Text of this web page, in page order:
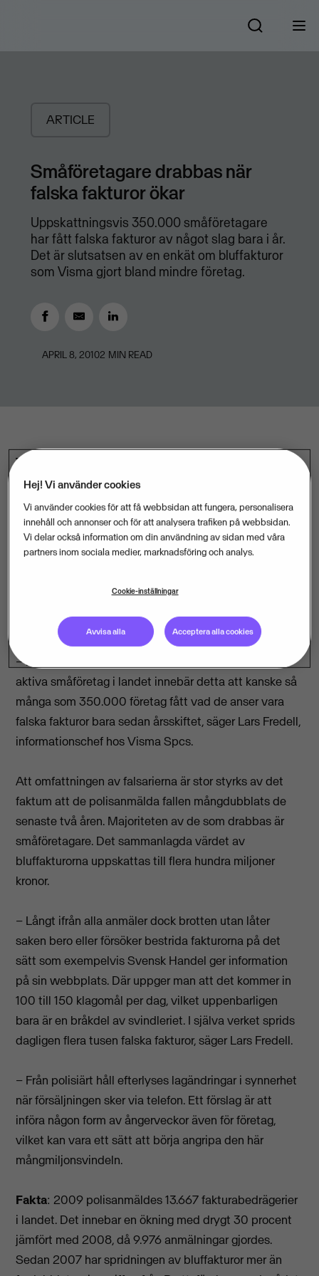
ARTICLE
Småföretagare drabbas när
falska fakturor ökar
Uppskattningsvis 350.000 småföretagare
har fått falska fakturor av något slag bara i år.
Det är slutsatsen av en enkät om bluffakturor
som Visma gjort bland mindre företag.
APRIL 8, 20102 MIN READ
Tiotusentals småföretagare har fått bluffakturor till
sina företag i år. Det visar en dagsfärsk undersökning
som programföretaget Visma Spcs gjort bland
mindre företag.
Sju av tio svarade ja på frågan ”Har ditt företag fått
nyhetstjänsten Visma Infoline.
– Med tanke på att det finns ungefär en halv miljon
aktiva småföretag i landet innebär detta att kanske så
många som 350.000 företag fått vad de anser vara
falska fakturor bara sedan årsskiftet, säger Lars Fredell,
informationschef hos Visma Spcs.
Att omfattningen av falsarierna är stor styrks av det
faktum att de polisanmälda fallen mångdubblats de
senaste två åren. Majoriteten av de som drabbas är
småföretagare. Det sammanlagda värdet av
bluffakturorna uppskattas till flera hundra miljoner
kronor.
– Långt ifrån alla anmäler dock brotten utan låter
saken bero eller försöker bestrida fakturorna på det
sätt som exempelvis Svensk Handel ger information
på sin webbplats. Där uppger man att det kommer in
100 till 150 klagomål per dag, vilket uppenbarligen
bara är en bråkdel av svindleriet. I själva verket sprids
dagligen flera tusen falska fakturor, säger Lars Fredell.
– Från polisiärt håll efterlyses lagändringar i synnerhet
när försäljningen sker via telefon. Ett förslag är att
införa någon form av ångerveckor även för företag,
vilket kan vara ett sätt att börja angripa den här
mångmiljonsvindeln.
Fakta: 2009 polisanmäldes 13.667 fakturabedrägerier
i landet. Det innebar en ökning med drygt 30 procent
jämfört med 2008, då 9.976 anmälningar gjordes.
Sedan 2007 har spridningen av bluffakturor mer än
Hej! Vi använder cookies
Vi använder cookies för att få webbsidan att fungera, personalisera
innehåll och annonser och för att analysera trafiken på webbsidan.
Vi delar också information om din användning av sidan med våra
partners inom sociala medier, marknadsföring och analys.
Cookie-inställningar
Avvisa alla Acceptera alla cookies